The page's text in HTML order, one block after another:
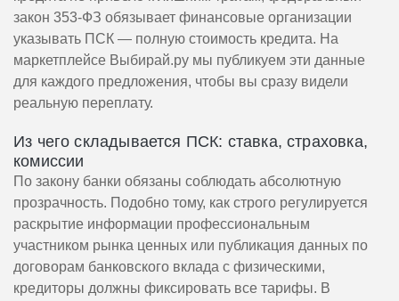
закон 353-ФЗ обязывает финансовые организации
указывать ПСК — полную стоимость кредита. На
маркетплейсе Выбирай.ру мы публикуем эти данные
для каждого предложения, чтобы вы сразу видели
реальную переплату.
Из чего складывается ПСК: ставка, страховка,
комиссии
По закону банки обязаны соблюдать абсолютную
прозрачность. Подобно тому, как строго регулируется
раскрытие информации профессиональным
участником рынка ценных или публикация данных по
договорам банковского вклада с физическими,
кредиторы должны фиксировать все тарифы. В